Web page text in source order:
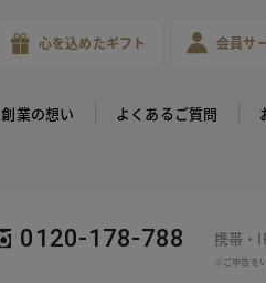
心を込めたギフト 会員サ
創業の想い よくあるご質問
0120-178-788 携帯・
※ご申告を